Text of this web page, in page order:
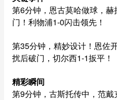
第6分钟，恩古莫哈做球，
门！利物浦1-0闪击领先！
第35分钟，精妙设计！恩佐
扰后破门，切尔西1-1扳平！
精彩瞬间
第9分钟，古斯托传中，范戴